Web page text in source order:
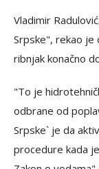
Vladimir
Srpske", rekao je
ribnjak konačno
"To je
odbrane od
Srpske` je da
procedure kada